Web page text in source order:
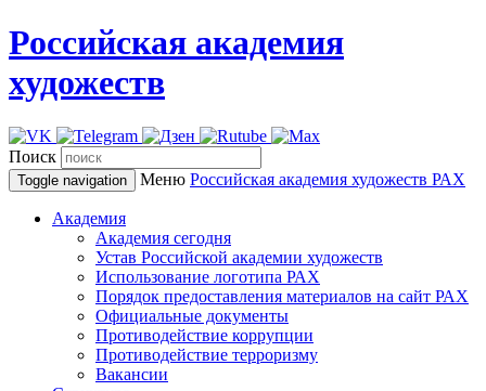
Российская академия
художеств
Поиск
Toggle navigation Меню Российская академия художеств РАХ
Академия
Академия сегодня
Устав Российской академии художеств
Использование логотипа РАХ
Порядок предоставления материалов на сайт РАХ
Официальные документы
Противодействие коррупции
Противодействие терроризму
Вакансии